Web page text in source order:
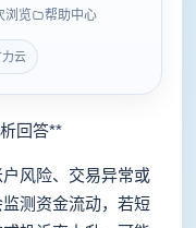
浏览 帮助中心
力云
回答**
风险、交易异常或
测资金流动，若短